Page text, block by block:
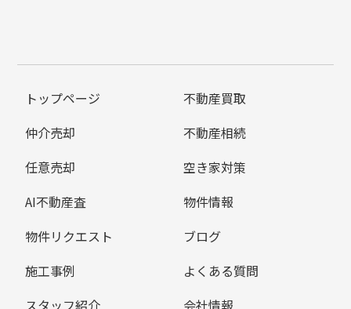
トップページ
不動産買取
仲介売却
不動産相続
任意売却
空き家対策
AI不動産査
物件情報
物件リクエスト
ブログ
施工事例
よくある質問
スタッフ紹介
会社情報